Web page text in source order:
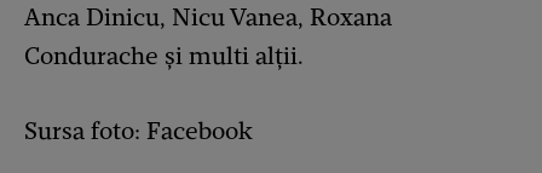
Anca Dinicu, Nicu Vanea, Roxana
Condurache și multi alții.
Sursa foto: Facebook